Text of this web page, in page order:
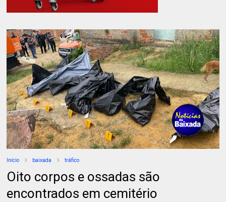
Início baixada tráfico
Oito corpos e ossadas são
encontrados em cemitério